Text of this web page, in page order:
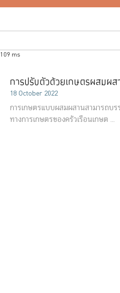
109 ms
การปรับตัวด้วยเกษตรผสมผส
18 October 2022
การเกษตรแบบผสมผสานสามารถบ
ทางการเกษตรของครัวเรือนเกษต ...